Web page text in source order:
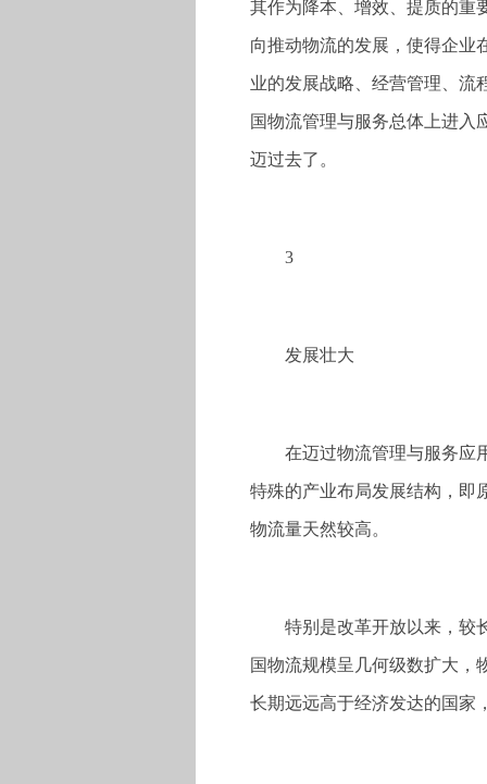
其作为降本、增效、提质的重
向推动物流的发展，使得企业
业的发展战略、经营管理、流
国物流管理与服务总体上进入
迈过去了。
3
发展壮大
在迈过物流管理与服务应
特殊的产业布局发展结构，即
物流量天然较高。
特别是改革开放以来，较
国物流规模呈几何级数扩大，
长期远远高于经济发达的国家